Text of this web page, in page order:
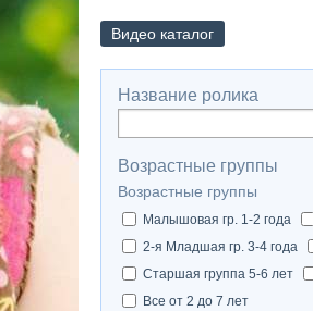
Видео каталог
Название ролика
Возрастные группы
Возрастные группы
Малышовая гр. 1-2 года
2-я Младшая гр. 3-4 года
Старшая группа 5-6 лет
Все от 2 до 7 лет